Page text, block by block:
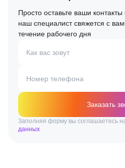
Просто оставьте ваши контакты
наш специалист свяжется с
течение рабочего дня
Как вас зовут
Номер телефона
Заказать
Заполняя форму вы соглашаетесь
данных